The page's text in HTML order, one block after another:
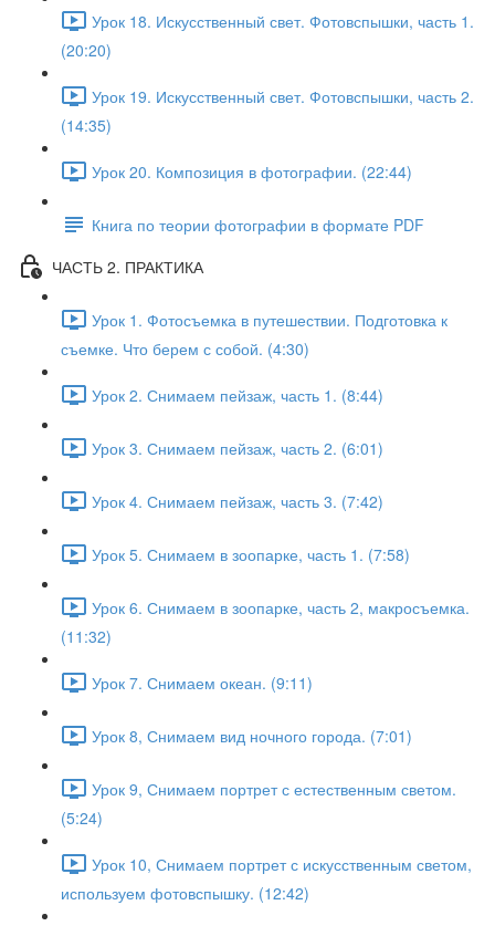
Урок 18. Искусственный свет. Фотовспышки, часть 1.
(20:20)
Урок 19. Искусственный свет. Фотовспышки, часть 2.
(14:35)
Урок 20. Композиция в фотографии. (22:44)
Книга по теории фотографии в формате PDF
ЧАСТЬ 2. ПРАКТИКА
Урок 1. Фотосъемка в путешествии. Подготовка к
съемке. Что берем с собой. (4:30)
Урок 2. Снимаем пейзаж, часть 1. (8:44)
Урок 3. Снимаем пейзаж, часть 2. (6:01)
Урок 4. Снимаем пейзаж, часть 3. (7:42)
Урок 5. Снимаем в зоопарке, часть 1. (7:58)
Урок 6. Снимаем в зоопарке, часть 2, макросъемка.
(11:32)
Урок 7. Снимаем океан. (9:11)
Урок 8, Снимаем вид ночного города. (7:01)
Урок 9, Снимаем портрет с естественным светом.
(5:24)
Урок 10, Снимаем портрет с искусственным светом,
используем фотовспышку. (12:42)